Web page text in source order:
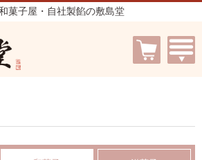
菓子屋・自社製餡の敷島堂